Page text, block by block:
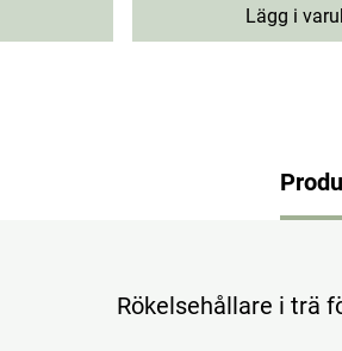
Lägg i
Rökelsehållare i trä